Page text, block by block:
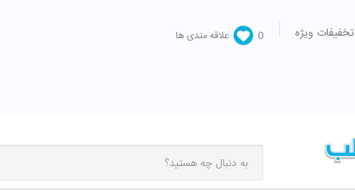
تخفیفات ویژه 0 علاقه مندی ها